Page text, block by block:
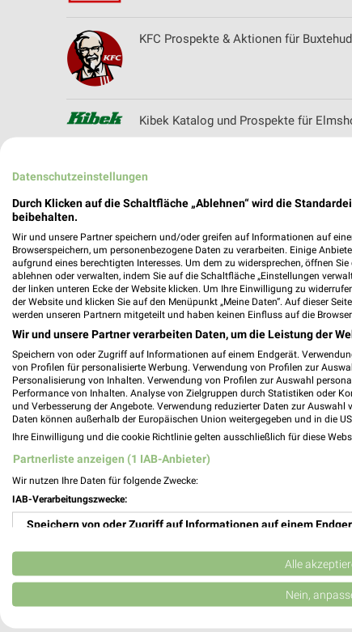
KFC Prospekte & Aktionen für
Kibek Katalog und Prospekte für
Kik Online Prospekt für Buxtehude
Knutzen Home Filialen &
Knutzen Wohnen Katalog und
Kochlöffel Filialen & Öffnungszeiten für
KODi Prospekte & Aktionen für
Krümet Sonderpostenmärkte
Datenschutzeinstellungen
Durch Klicken auf die Schaltfläche „Ablehnen“ wird die
beibehalten.
Wir und unsere Partner speichern und/oder greifen auf Informationen auf
Browserspeichern, um personenbezogene Daten zu verarbeiten. Einige
aufgrund eines berechtigten Interesses. Um dem zu widersprechen, öffnen
ablehnen oder verwalten, indem Sie auf die Schaltfläche „Einstellungen
der linken unteren Ecke der Website klicken. Um Ihre Einwilligung zu
der Website und klicken Sie auf den Menüpunkt „Meine Daten“. Auf dieser
werden unseren Partnern mitgeteilt und haben keinen Einfluss auf die
Wir und unsere Partner verarbeiten Daten, um die Leistung der
Speichern von oder Zugriff auf Informationen auf einem Endgerät.
von Profilen für personalisierte Werbung. Verwendung von Profilen zur
Personalisierung von Inhalten. Verwendung von Profilen zur Auswahl
Performance von Inhalten. Analyse von Zielgruppen durch Statistiken oder
und Verbesserung der Angebote. Verwendung reduzierter Daten zur Auswahl
Daten können außerhalb der Europäischen Union weitergegeben und in die
Ihre Einwilligung und die cookie Richtlinie gelten ausschließlich für diese
Partnerliste anzeigen (1 IAB-Anbieter)
Wir nutzen Ihre Daten für folgende Zwecke:
IAB-Verarbeitungszwecke:
Speichern von oder Zugriff auf Informationen auf einem
Verwendung reduzierter Daten zur Auswahl von Werbeanzeigen
Erstellung von Profilen für personalisierte Werbung
Alle
Nein,